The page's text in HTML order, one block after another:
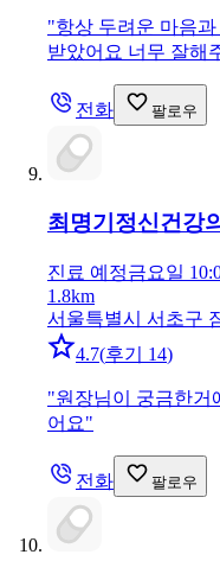
"항상 두려운 마음
받았어요 너무 잘해
전화 팔로우
최명기정신건강
진료 예정금요일
1.8km
서울특별시 서초구
4.7(후기 14)
"원장님이 궁금한거
어요"
전화 팔로우